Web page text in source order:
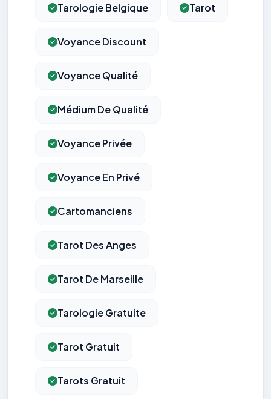
Tarologie Belgique Tarot
Voyance Discount
Voyance Qualité
Médium De Qualité
Voyance Privée
Voyance En Privé
Cartomanciens
Tarot Des Anges
Tarot De Marseille
Tarologie Gratuite
Tarot Gratuit
Tarots Gratuit